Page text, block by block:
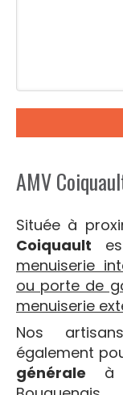
AMV
Située à
Coiquault
menuiserie
ou porte de
menuiserie
Nos
également
générale à